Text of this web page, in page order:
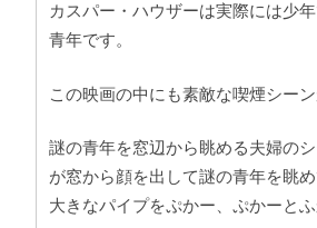
カスパー・ハウザーは実際には少
青年です。
この映画の中にも素敵な喫煙シーン
謎の青年を窓辺から眺める夫婦の
が窓から顔を出して謎の青年を眺
大きなパイプをぷかー、ぷかーとふ